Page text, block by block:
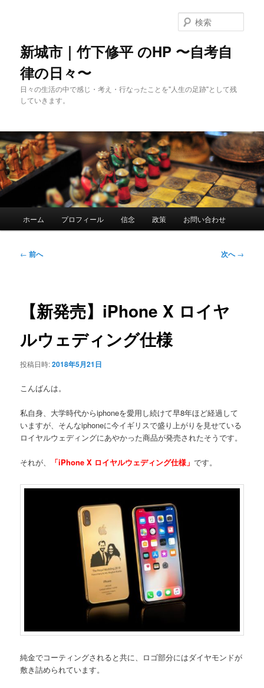
動
新城市｜竹下修平 のHP 〜自考自
律の日々〜
日々の生活の中で感じ・考え・行なったことを"人生の足跡"として残
していきます。
索
ホーム プロフィール 信念 政策 お問い合わせ
投
ョ
← 前へ 次へ→
【新発売】iPhone X ロイヤ
ルウェディング仕様
投稿日時:2018年5月21日
こんばんは。
私自身、大学時代からiphoneを愛用し続けて早8年ほど経過して
いますが、そんなiphoneに今イギリスで盛り上がりを見せている
ロイヤルウェディングにあやかった商品が発売されたそうです。
それが、 「iPhone X ロイヤルウェディング仕様」です。
純金でコーティングされると共に、ロゴ部分にはダイヤモンドが
敷き詰められています。